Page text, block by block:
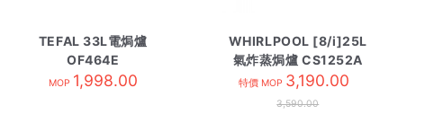
TEFAL 33L電焗爐
OF464E
MOP 1,998.00
WHIRLPOOL [8/i]25L
氣炸蒸焗爐 CS1252A
牛油果綠
特價 MOP 3,190.00
3,590.00